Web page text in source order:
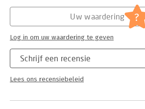
Schrijf een recensie
Lees ons recensiebeleid
Uw waardering ?
Log in om uw waardering te geven